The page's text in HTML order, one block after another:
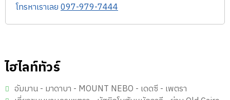
โทรหาเราเลย097-979-7444
ไฮไลท์ทัวร์
อัมมาน - มาดาบา - MOUNT NEBO - เดดซี - เพตรา